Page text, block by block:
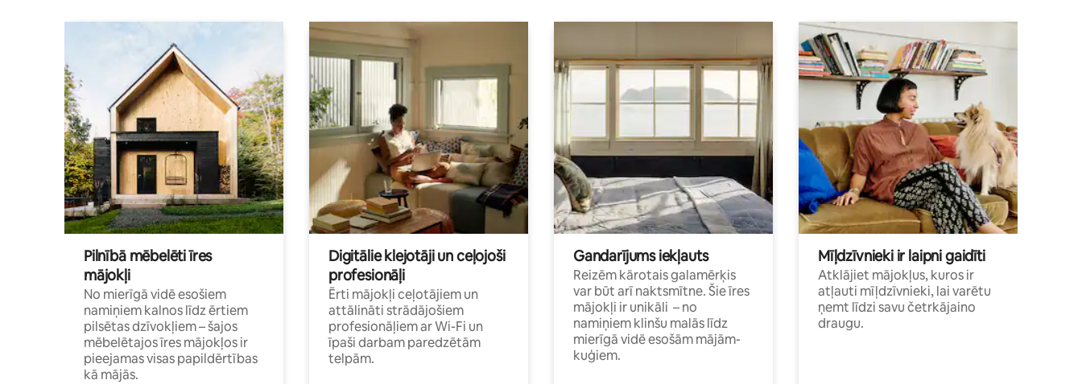
Pilnībā mēbelēti īres
mājokļi
No mierīgā vidē esošiem
namiņiem kalnos līdz ērtiem
pilsētas dzīvokļiem – šajos
mēbelētajos īres mājokļos ir
pieejamas visas papildērtības
kā mājās.
Digitālie klejotāji un ceļojoši
profesionāļi
Ērti mājokļi ceļotājiem un
attālināti strādājošiem
profesionāļiem ar Wi-Fi un
īpaši darbam paredzētām
telpām.
Gandarījums iekļauts
Reizēm kārotais galamērķis
var būt arī naktsmītne. Šie īres
mājokļi ir unikāli – no
namiņiem klinšu malās līdz
mierīgā vidē esošām mājām-
kuģiem.
Mīļdzīvnieki ir laipni gaidīti
Atklājiet mājokļus, kuros ir
atļauti mīļdzīvnieki, lai varētu
ņemt līdzi savu četrkājaino
draugu.